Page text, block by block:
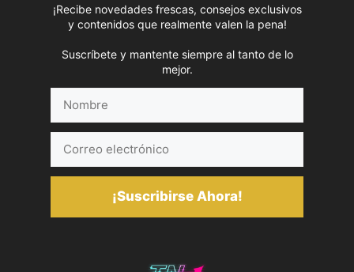
¡Recibe novedades frescas, consejos exclusivos
y contenidos que realmente valen la pena!
Suscríbete y mantente siempre al tanto de lo
mejor.
electrónico
¡Suscribirse Ahora!